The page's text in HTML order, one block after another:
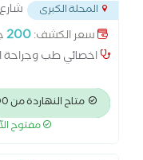
المحلة الكبرى
المحله الكبري...
سعر الكشف:200
اخصائي طب وجراحة
متاح النهاردة من 12:00 مساءً
مفتوح